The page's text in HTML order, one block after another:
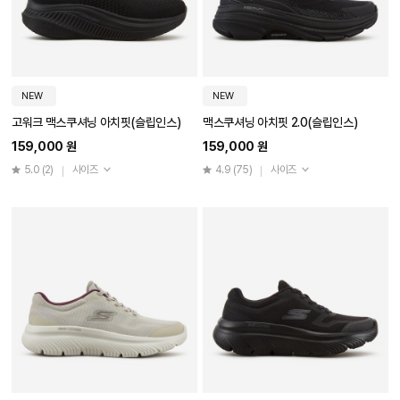
NEW
고워크 맥스쿠셔닝 아치핏(슬립인스)
159,000 원
5.0 (2) 사이즈
NEW
맥스쿠셔닝 아치핏 2.0(슬립인스)
159,000 원
4.9 (75) 사이즈